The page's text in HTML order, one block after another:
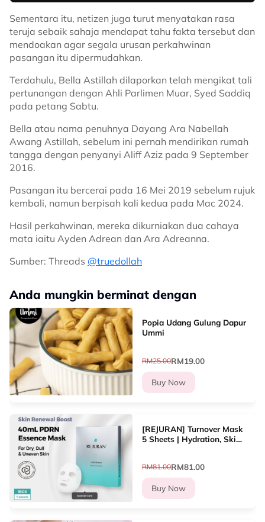
Sementara itu, netizen juga turut menyatakan rasa
teruja sebaik sahaja mendapat tahu fakta tersebut dan
mendoakan agar segala urusan perkahwinan
pasangan itu dipermudahkan.
Terdahulu, Bella Astillah dilaporkan telah mengikat tali
pertunangan dengan Ahli Parlimen Muar, Syed Saddiq
pada petang Sabtu.
Bella atau nama penuhnya Dayang Ara Nabellah
Awang Astillah, sebelum ini pernah mendirikan rumah
tangga dengan penyanyi Aliff Aziz pada 9 September
2016.
Pasangan itu bercerai pada 16 Mei 2019 sebelum rujuk
kembali, namun berpisah kali kedua pada Mac 2024.
Hasil perkahwinan, mereka dikurniakan dua cahaya
mata iaitu Ayden Adrean dan Ara Adreanna.
Sumber: Threads @truedollah
Anda mungkin berminat dengan
Popia Udang Gulung Dapur
Ummi
RM25.00RM19.00
Buy Now
[REJURAN] Turnover Mask
5 Sheets | Hydration, Skin
RM81.00RM81.00
Buy Now